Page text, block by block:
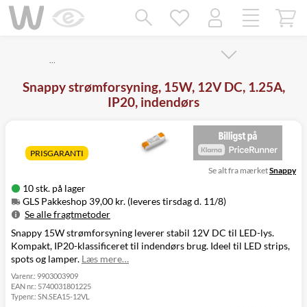
…
Snappy strømforsyning, 15W, 12V DC, 1.25A,
IP20, indendørs
PRISGARANTI
10 stk. på lager
GLS Pakkeshop 39,00 kr. (leveres tirsdag d. 11/8)
Se alle fragtmetoder
Metode
Pris
Leveres
GLS Pakkeshop
39,00 kr.
Tirsdag d. 11/8
GLS
Hjemmelevering
GLS Erhverv
Click&Collect i
Se alt fra mærketSnappy
Snappy 15W strømforsyning leverer stabil 12V DC til LED-lys.
Kompakt, IP20-klassificeret til indendørs brug. Ideel til LED strips,
spots og lamper. Læs mere…
Varenr.: 9903003909
EAN nr.: 5740031801225
Typenr.: SN.SEA15-12VL
Mangler chatten?
Ret samtykke!